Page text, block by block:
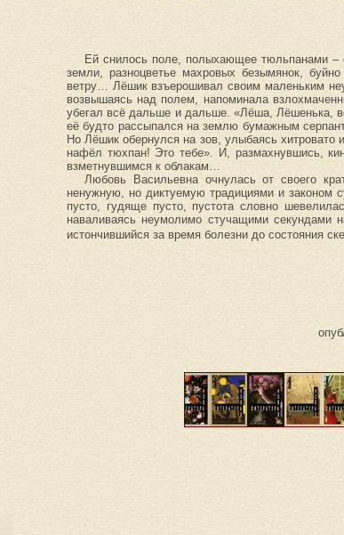
Ей снилось поле, полыхающее тюльпанами –
земли, разноцветье махровых безымянок,
ветру… Лёшик взъерошивал своим маленьким
возвышаясь над полем, напоминала
убегал всё дальше и дальше. «Лёша, Лёшенька,
её будто рассыпался на землю бумажным
Но Лёшик обернулся на зов, улыбаясь
нафёл тюхпан! Это тебе». И, размахнувшись,
взметнувшимся к облакам…
Любовь Васильевна очнулась от своего
ненужную, но диктуемую традициями и законом
пусто, гудяще пусто, пустота словно
наваливаясь неумолимо стучащими
истончившийся за время болезни до состояния